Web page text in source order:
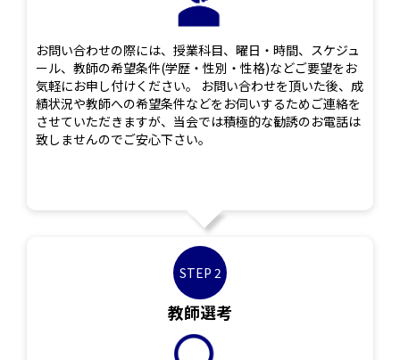
お問い合わせの際には、授業科目、曜日・時間、スケジュ
ール、教師の希望条件(学歴・性別・性格)などご要望をお
気軽にお申し付けください。 お問い合わせを頂いた後、成
績状況や教師への希望条件などをお伺いするためご連絡を
させていただきますが、当会では積極的な勧誘のお電話は
致しませんのでご安心下さい。
STEP 2
教師選考